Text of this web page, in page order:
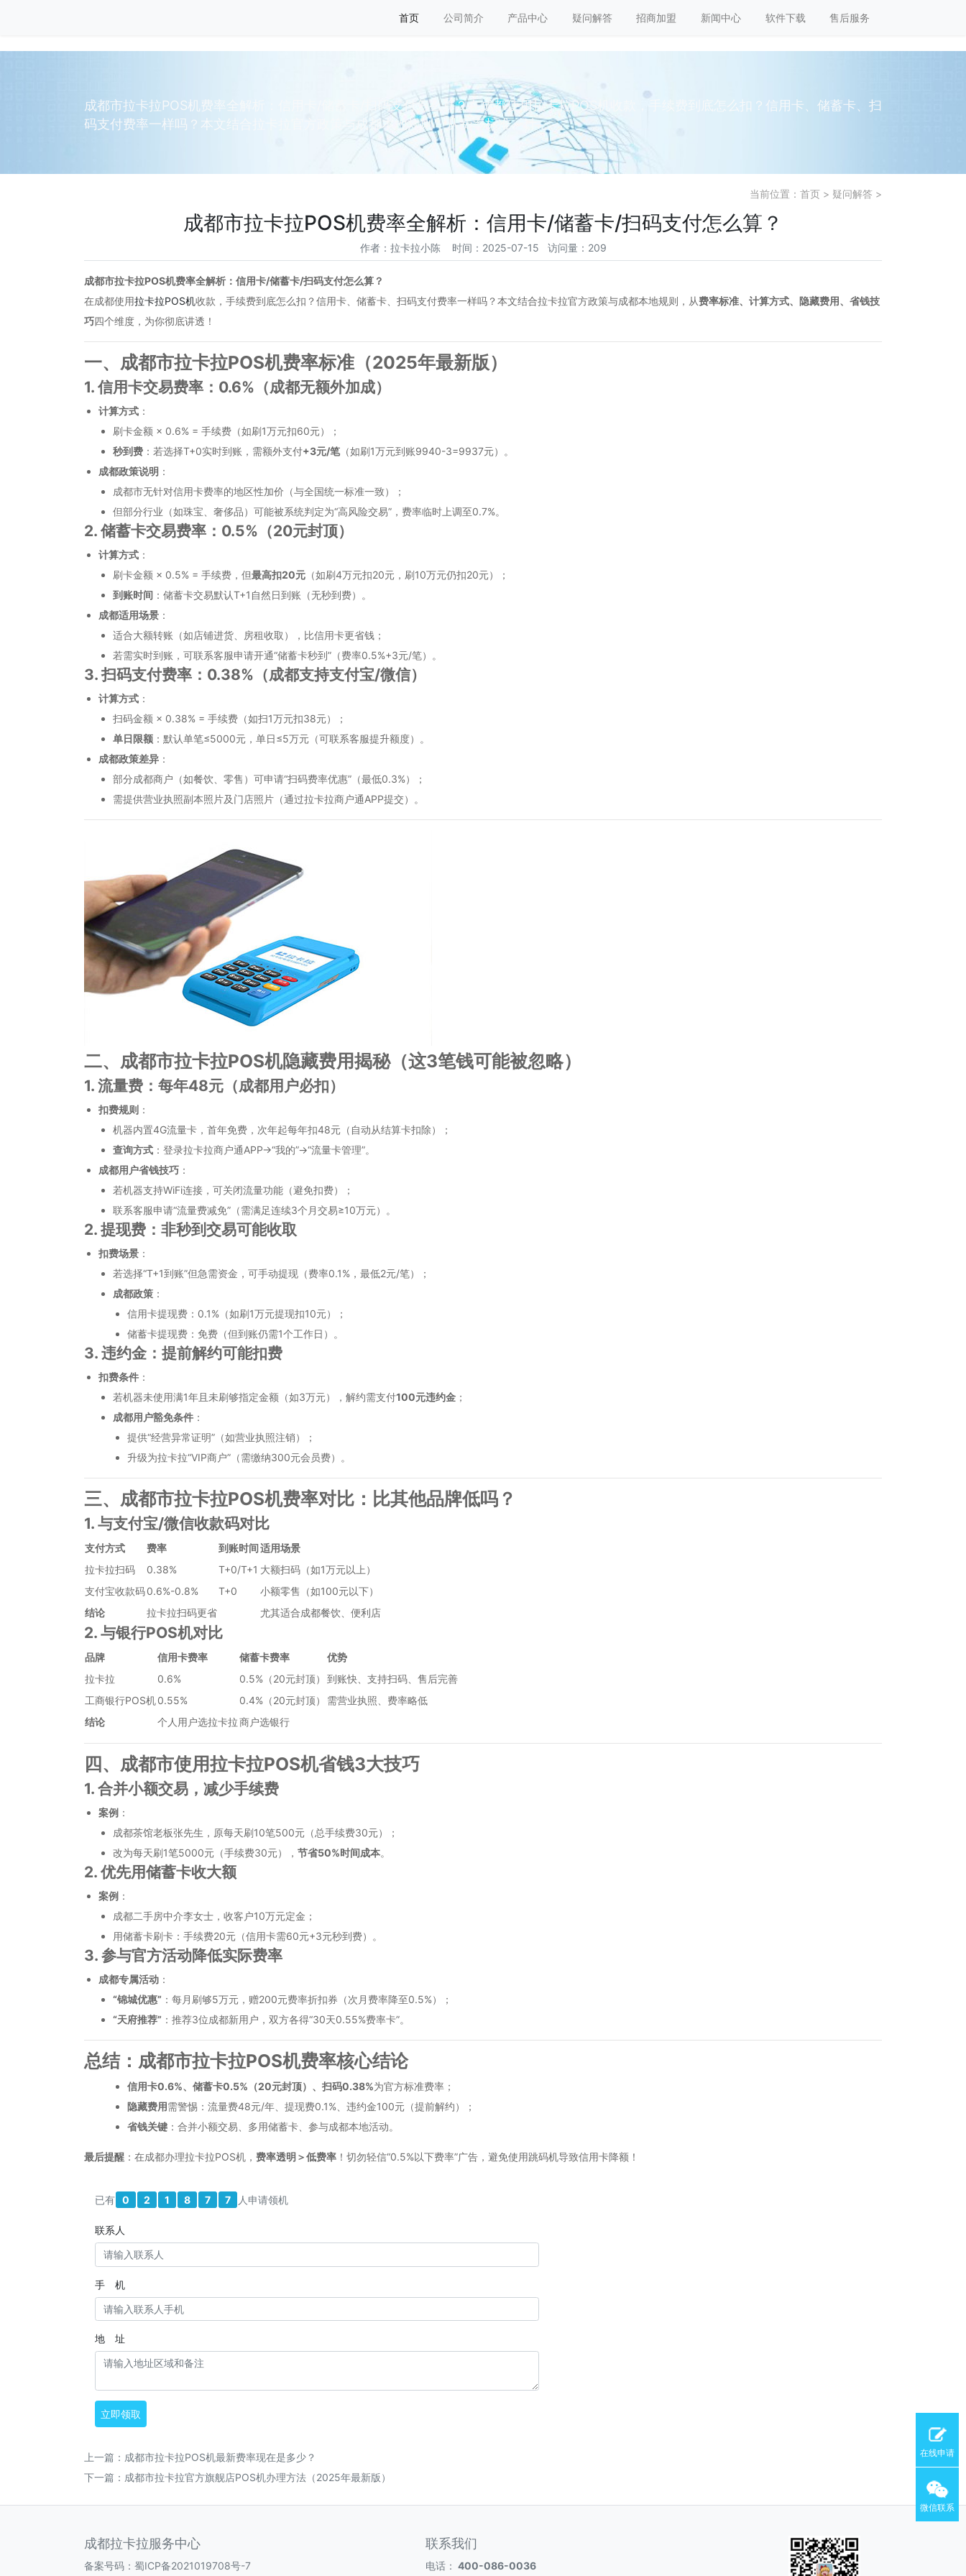
首页 公司简介 产品中心 疑问解答 招商加盟 新闻中心 软件下载 售后服务
成都市拉卡拉POS机费率全解析：信用卡/储蓄卡/扫码支付怎么算？在成都使用拉卡拉POS机收款，手续费到底怎么扣？信用卡、储蓄卡、扫
码支付费率一样吗？本文结合拉卡拉官方政策与成都本地规则，从费率标准、计...
当前位置： 首页 > 疑问解答 >
成都市拉卡拉POS机费率全解析：信用卡/储蓄卡/扫码支付怎么算？
作者：拉卡拉小陈 时间：2025-07-15 访问量：209
成都市拉卡拉POS机费率全解析：信用卡/储蓄卡/扫码支付怎么算？
在成都使用拉卡拉POS机收款，手续费到底怎么扣？信用卡、储蓄卡、扫码支付费率一样吗？本文结合拉卡拉官方政策与成都本地规则，从费率标准、计算方式、隐藏费用、省钱技
巧四个维度，为你彻底讲透！
一、成都市拉卡拉POS机费率标准（2025年最新版）
1. 信用卡交易费率：0.6%（成都无额外加成）
计算方式 ：
刷卡金额 × 0.6% = 手续费（如刷1万元扣60元）；
秒到费 ：若选择T+0实时到账，需额外支付+3元/笔 （如刷1万元到账9940-3=9937元）。
成都政策说明 ：
成都市无针对信用卡费率的地区性加价（与全国统一标准一致）；
但部分行业（如珠宝、奢侈品）可能被系统判定为“高风险交易”，费率临时上调至0.7%。
2. 储蓄卡交易费率：0.5%（20元封顶）
计算方式 ：
刷卡金额 × 0.5% = 手续费，但最高扣20元 （如刷4万元扣20元，刷10万元仍扣20元）；
到账时间 ：储蓄卡交易默认T+1自然日到账（无秒到费）。
成都适用场景 ：
适合大额转账（如店铺进货、房租收取），比信用卡更省钱；
若需实时到账，可联系客服申请开通“储蓄卡秒到”（费率0.5%+3元/笔）。
3. 扫码支付费率：0.38%（成都支持支付宝/微信）
计算方式 ：
扫码金额 × 0.38% = 手续费（如扫1万元扣38元）；
单日限额 ：默认单笔≤5000元，单日≤5万元（可联系客服提升额度）。
成都政策差异 ：
部分成都商户（如餐饮、零售）可申请“扫码费率优惠”（最低0.3%）；
需提供营业执照副本照片及门店照片（通过拉卡拉商户通APP提交）。
二、成都市拉卡拉POS机隐藏费用揭秘（这3笔钱可能被忽略）
1. 流量费：每年48元（成都用户必扣）
扣费规则 ：
机器内置4G流量卡，首年免费，次年起每年扣48元（自动从结算卡扣除）；
查询方式 ：登录拉卡拉商户通APP→“我的”→“流量卡管理”。
成都用户省钱技巧 ：
若机器支持WiFi连接，可关闭流量功能（避免扣费）；
联系客服申请“流量费减免”（需满足连续3个月交易≥10万元）。
2. 提现费：非秒到交易可能收取
扣费场景 ：
若选择“T+1到账”但急需资金，可手动提现（费率0.1%，最低2元/笔）；
成都政策 ：
信用卡提现费：0.1%（如刷1万元提现扣10元）；
储蓄卡提现费：免费（但到账仍需1个工作日）。
3. 违约金：提前解约可能扣费
扣费条件 ：
若机器未使用满1年且未刷够指定金额（如3万元），解约需支付100元违约金 ；
成都用户豁免条件 ：
提供“经营异常证明”（如营业执照注销）；
升级为拉卡拉“VIP商户”（需缴纳300元会员费）。
三、成都市拉卡拉POS机费率对比：比其他品牌低吗？
1. 与支付宝/微信收款码对比
支付方式 费率 到账时间适用场景
拉卡拉扫码
0.38% T+0/T+1 大额扫码（如1万元以上）
支付宝收款码0.6%-0.8% T+0
小额零售（如100元以下）
结论
拉卡拉扫码更省 尤其适合成都餐饮、便利店
2. 与银行POS机对比
品牌 信用卡费率 储蓄卡费率
优势
拉卡拉
0.6% 0.5%（20元封顶）
到账快、支持扫码、售后完善
工商银行POS机0.55% 0.4%（20元封顶）
需营业执照、费率略低
结论
个人用户选拉卡拉商户选银行
四、成都市使用拉卡拉POS机省钱3大技巧
1. 合并小额交易，减少手续费
案例 ：
成都茶馆老板张先生，原每天刷10笔500元（总手续费30元）；
改为每天刷1笔5000元（手续费30元）， 节省50%时间成本。
2. 优先用储蓄卡收大额
案例 ：
成都二手房中介李女士，收客户10万元定金；
用储蓄卡刷卡：手续费20元（信用卡需60元+3元秒到费）。
3. 参与官方活动降低实际费率
成都专属活动 ：
“锦城优惠” ：每月刷够5万元，赠200元费率折扣券（次月费率降至0.5%）；
“天府推荐” ：推荐3位成都新用户，双方各得“30天0.55%费率卡”。
总结：成都市拉卡拉POS机费率核心结论
信用卡0.6%、储蓄卡0.5%（20元封顶）、扫码0.38%为官方标准费率；
隐藏费用需警惕：流量费48元/年、提现费0.1%、违约金100元（提前解约）；
省钱关键 ：合并小额交易、多用储蓄卡、参与成都本地活动。
最后提醒 ：在成都办理拉卡拉POS机， 费率透明＞低费率 ！切勿轻信“0.5%以下费率”广告，避免使用跳码机导致信用卡降额！
已有 0 2 1 8 7 7 人申请领机
联系人
手 机
地 址
立即领取
上一篇： 成都市拉卡拉POS机最新费率现在是多少？
下一篇： 成都市拉卡拉官方旗舰店POS机办理方法（2025年最新版）
成都拉卡拉服务中心
备案号码： 蜀ICP备2021019708号-7
联系我们
电话： 400-086-0036
在线申请
微信联系